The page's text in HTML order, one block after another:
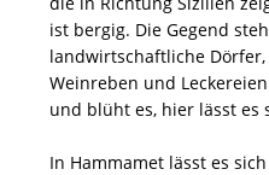
ist bergig. Die Gegend
landwirtschaftliche
Weinreben und
und blüht es, hier lässt es
In Hammamet lässt es